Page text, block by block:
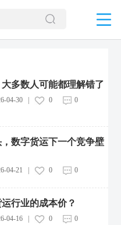
多数人可能都理解错了
04-30| 0 0
数字货运下一个竞争壁
04-21 | 0 0
行业的成本价？
04-16| 0 0